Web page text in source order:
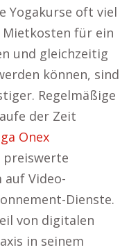
Yogakurse oft viel
Mietkosten für ein
und gleichzeitig
können, sind
Regelmäßige
der Zeit
Onex
preiswerte
Video-
Dienste.
von digitalen
in seinem